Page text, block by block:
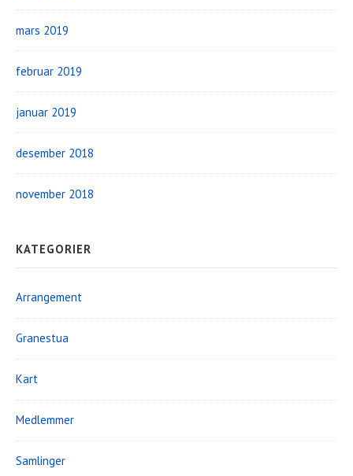
mars 2019
februar 2019
januar 2019
desember 2018
november 2018
KATEGORIER
Arrangement
Granestua
Kart
Medlemmer
Samlinger